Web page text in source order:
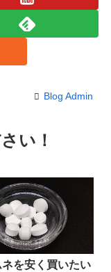
Blog Admin
い！
を安く買いたい